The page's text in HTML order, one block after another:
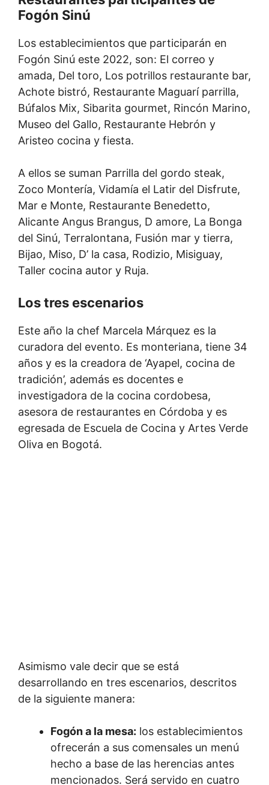
Fogón Sinú
Los establecimientos que participarán en
Fogón Sinú este 2022, son: El correo y
amada, Del toro, Los potrillos restaurante bar,
Achote bistró, Restaurante Maguarí parrilla,
Búfalos Mix, Sibarita gourmet, Rincón Marino,
Museo del Gallo, Restaurante Hebrón y
Aristeo cocina y fiesta.
A ellos se suman Parrilla del gordo steak,
Zoco Montería, Vidamía el Latir del Disfrute,
Mar e Monte, Restaurante Benedetto,
Alicante Angus Brangus, D amore, La Bonga
del Sinú, Terralontana, Fusión mar y tierra,
Bijao, Miso, D’ la casa, Rodizio, Misiguay,
Taller cocina autor y Ruja.
Los tres escenarios
Este año la chef Marcela Márquez es la
curadora del evento. Es monteriana, tiene 34
años y es la creadora de ‘Ayapel, cocina de
tradición’, además es docentes e
investigadora de la cocina cordobesa,
asesora de restaurantes en Córdoba y es
egresada de Escuela de Cocina y Artes Verde
Oliva en Bogotá.
Asimismo vale decir que se está
desarrollando en tres escenarios, descritos
de la siguiente manera:
Fogón a la mesa: los establecimientos
ofrecerán a sus comensales un menú
hecho a base de las herencias antes
mencionados. Será servido en cuatro